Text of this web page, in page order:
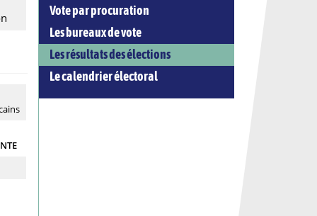
Vote par procuration
Les bureaux de vote
Les résultats des élections
Le calendrier électoral